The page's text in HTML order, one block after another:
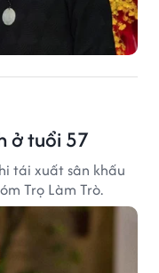
ở tuổi 57
tái xuất sân khấu
Trọ Làm Trò.